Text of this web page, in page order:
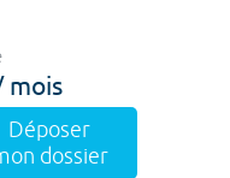
mois
Déposer
dossier